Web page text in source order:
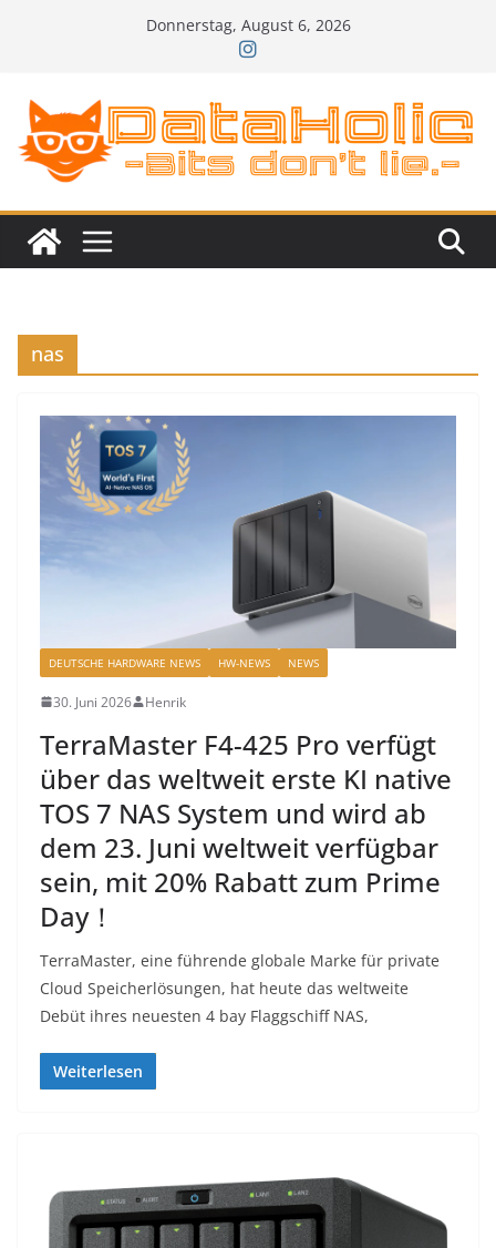
Donnerstag, August 6, 2026
nas
DEUTSCHE HARDWARE NEWS HW-NEWS NEWS
30. Juni 2026 Henrik
TerraMaster F4-425 Pro verfügt
über das weltweit erste KI native
TOS 7 NAS System und wird ab
dem 23. Juni weltweit verfügbar
sein, mit 20% Rabatt zum Prime
Day！
TerraMaster, eine führende globale Marke für private
Cloud Speicherlösungen, hat heute das weltweite
Debüt ihres neuesten 4 bay Flaggschiff NAS,
Weiterlesen